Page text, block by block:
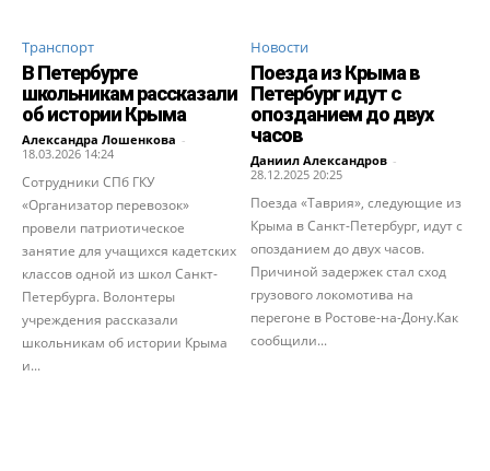
Транспорт
В Петербурге
школьникам рассказали
об истории Крыма
Александра Лошенкова -
18.03.2026 14:24
Сотрудники СПб ГКУ
«Организатор перевозок»
провели патриотическое
занятие для учащихся кадетских
классов одной из школ Санкт-
Петербурга. Волонтеры
учреждения рассказали
школьникам об истории Крыма
и...
Новости
Поезда из Крыма в
Петербург идут с
опозданием до двух
часов
Даниил Александров -
28.12.2025 20:25
Поезда «Таврия», следующие из
Крыма в Санкт-Петербург, идут с
опозданием до двух часов.
Причиной задержек стал сход
грузового локомотива на
перегоне в Ростове-на-Дону.Как
сообщили...